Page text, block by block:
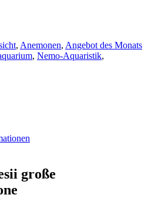
, Anemonen, Angebot des Monats
, Nemo-Aquaristik,
große